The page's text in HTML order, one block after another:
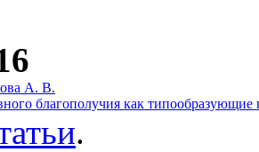
А. В.
благополучия как типообразующие
.